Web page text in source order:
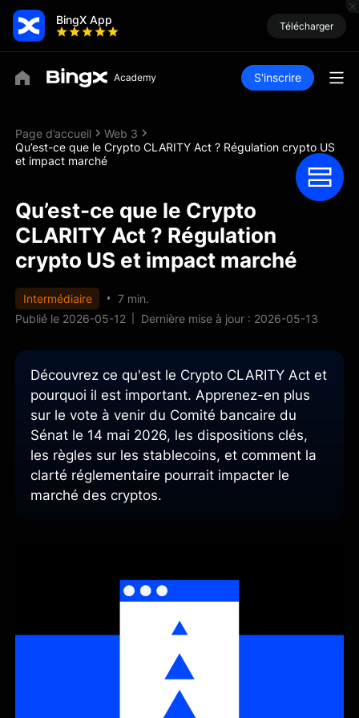
BingX App Télécharger
S'inscrire
Page d’accueil
Web 3
Qu’est-ce que le Crypto CLARITY Act ? Régulation crypto US
et impact marché
Qu’est-ce que le Crypto
CLARITY Act ? Régulation
crypto US et impact marché
Intermédiaire
7 min.
Publié le 2026-05-12
Dernière mise à jour : 2026-05-13
Découvrez ce qu'est le Crypto CLARITY Act et
pourquoi il est important. Apprenez-en plus
sur le vote à venir du Comité bancaire du
Sénat le 14 mai 2026, les dispositions clés,
les règles sur les stablecoins, et comment la
clarté réglementaire pourrait impacter le
marché des cryptos.